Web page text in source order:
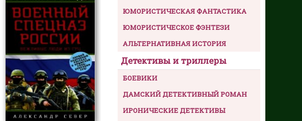
ЮМОРИСТИЧЕСКАЯ ФАНТАСТИКА
ЮМОРИСТИЧЕСКОЕ ФЭНТЕЗИ
АЛЬТЕРНАТИВНАЯ ИСТОРИЯ
Детективы и триллеры
БОЕВИКИ
ДАМСКИЙ ДЕТЕКТИВНЫЙ РОМАН
ИРОНИЧЕСКИЕ ДЕТЕКТИВЫ